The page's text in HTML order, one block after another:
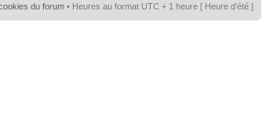
du forum • Heures au format UTC + 1 heure [ Heure d’été ]